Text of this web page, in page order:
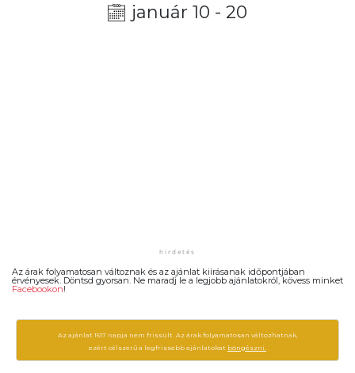
január 10 - 20
Az árak folyamatosan változnak és az ajánlat kiírásanak időpontjában
érvényesek. Döntsd gyorsan. Ne maradj le a legjobb ajánlatokról, kövess minket
Facebookon!
Az ajánlat 1517 napja nem frissült. Az árak folyamatosan változhatnak,
ezért célszerű a legfrissebb ajánlatokat böngészni.